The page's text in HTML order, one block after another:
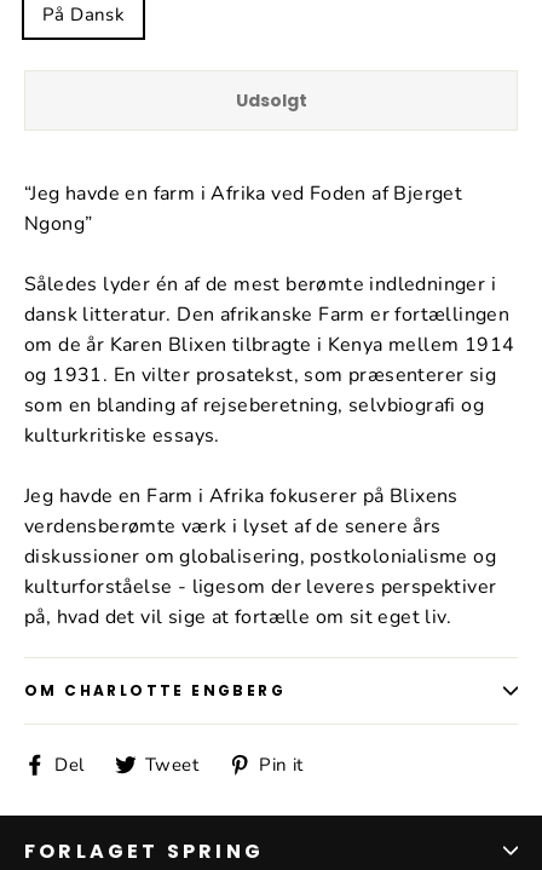
På Dansk
Udsolgt
“Jeg havde en farm i Afrika ved Foden af Bjerget
Ngong”
Således lyder én af de mest berømte indledninger i
dansk litteratur. Den afrikanske Farm er fortællingen
om de år Karen Blixen tilbragte i Kenya mellem 1914
og 1931. En vilter prosatekst, som præsenterer sig
som en blanding af rejseberetning, selvbiografi og
kulturkritiske essays.
Jeg havde en Farm i Afrika fokuserer på Blixens
verdensberømte værk i lyset af de senere års
diskussioner om globalisering, postkolonialisme og
kulturforståelse - ligesom der leveres perspektiver
på, hvad det vil sige at fortælle om sit eget liv.
OM CHARLOTTE ENGBERG
Del
Del Tweet
TweetPin it
FORLAGET SPRING